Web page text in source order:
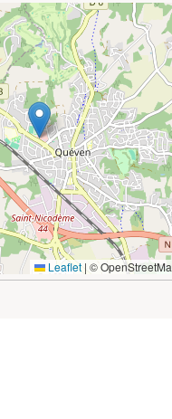
Leaflet | ©